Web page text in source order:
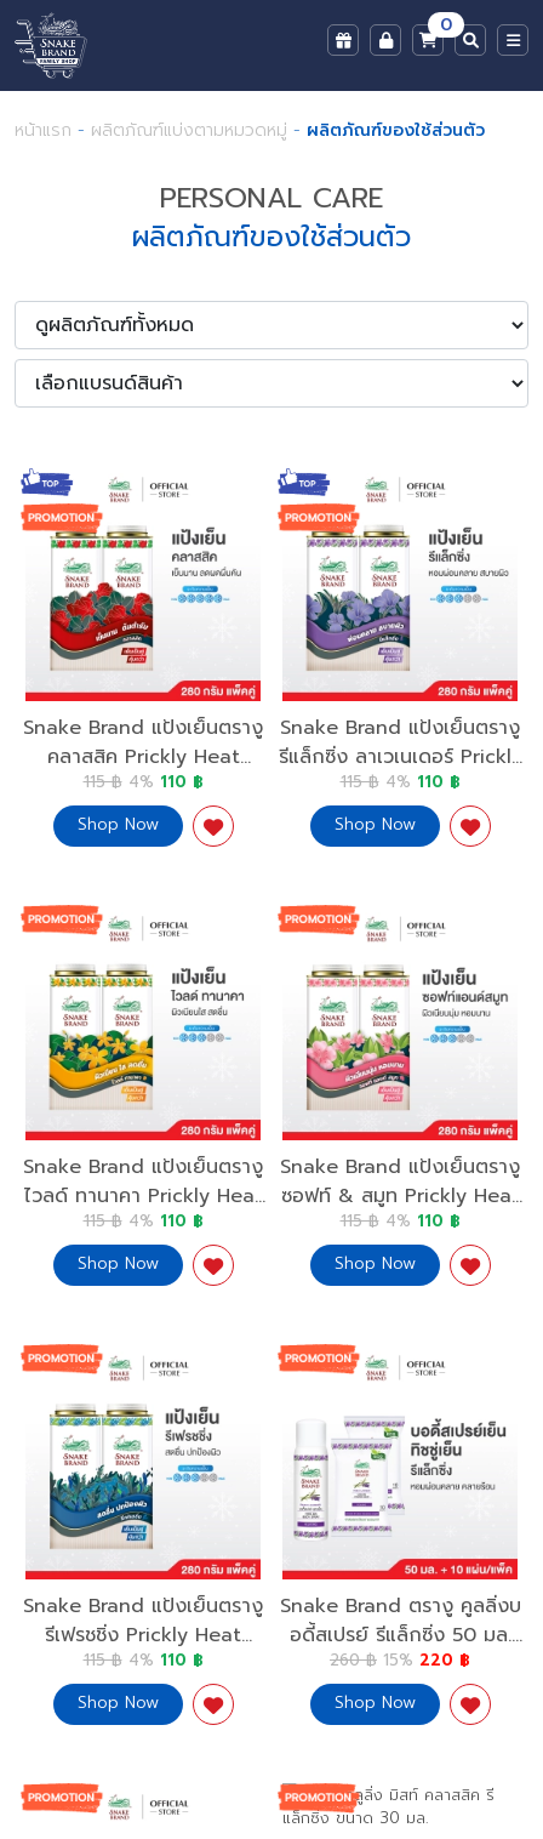
0
หน้าแรก - ผลิตภัณฑ์แบ่งตามหมวดหมู่ - ผลิตภัณฑ์ของใช้ส่วนตัว
PERSONAL CARE
ผลิตภัณฑ์ของใช้ส่วนตัว
Snake Brand แป้งเย็นตรางู
คลาสสิค Prickly Heat
Cooling Powder Classic
115 ฿ 4% 110 ฿
Shop Now
Snake Brand แป้งเย็นตรางู
รีแล็กซิ่ง ลาเวเนเดอร์ Prickly
Heat Cooling Powder
Relaxing
115 ฿ 4% 110 ฿
Shop Now
Snake Brand แป้งเย็นตรางู
ไวลด์ ทานาคา Prickly Heat
Cooling Powder Wild
Thanaka
115 ฿ 4% 110 ฿
Shop Now
Snake Brand แป้งเย็นตรางู
ซอฟท์ & สมูท Prickly Heat
Cooling Powder Soft &
Smooth
115 ฿ 4% 110 ฿
Shop Now
Snake Brand แป้งเย็นตรางู
รีเฟรชชิ่ง Prickly Heat
Cooling Powder
Refreshing
115 ฿ 4% 110 ฿
Shop Now
Snake Brand ตรางู คูลลิ่งบ
อดี้สเปรย์ รีแล็กซิ่ง 50 มล.
x1 +คูลลิ่งพาวเดอร์ชีท รีแล็ก
ซิ่ง แพ็ค 10 แผ่น x2
Cooling Body Spray
Powder Sheet Relaxing
x2
260 ฿ 15% 220 ฿
Shop Now